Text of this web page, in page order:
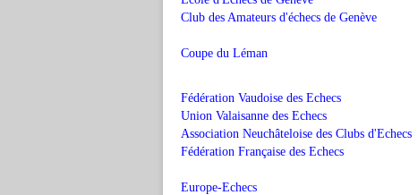
Club des Amateurs d'échecs de Genève
Coupe du Léman
Fédération Vaudoise des Echecs
Union Valaisanne des Echecs
Association Neuchâteloise des Clubs d'Echecs
Fédération Française des Echecs
Europe-Echecs